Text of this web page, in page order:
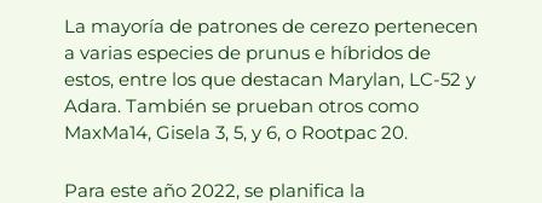
La mayoría de patrones de cerezo pertenecen
a varias especies de prunus e híbridos de
estos, entre los que destacan Marylan, LC-52 y
Adara. También se prueban otros como
MaxMa14, Gisela 3, 5, y 6, o Rootpac 20.
Para este año 2022, se planifica la